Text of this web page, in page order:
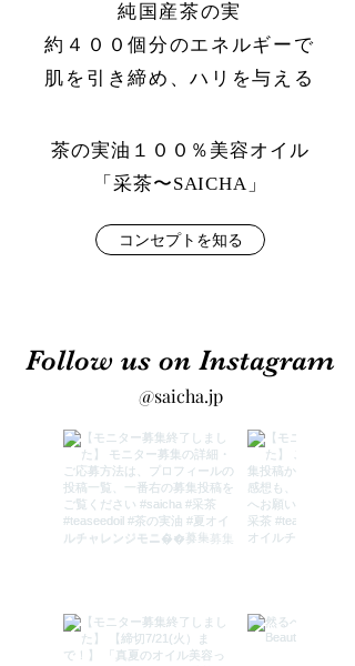
純国産茶の実
約４００個分のエネルギーで
肌を引き締め、ハリを与える
茶の実油１００％美容オイル
「采茶〜SAICHA」
コンセプトを知る
Follow us on Instagram
@saicha.jp